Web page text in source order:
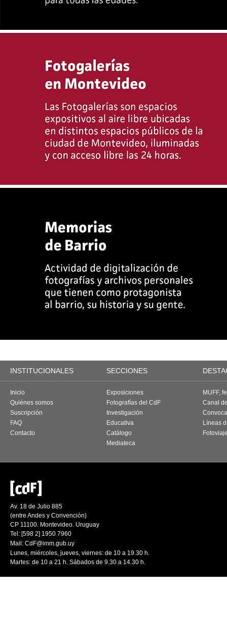
INSTITUCIONALES SECCIONES
Inicio
Quiénes somos
Suscripción
FAQ
Contacto
Exposiciones
Fotografías del CdF
Investigación
Educativa
Catálogo
Mediateca
MUFF,
Canal
Líneas
Av. 18 de Julio 885
(entre Andes y Convención)
CP 11100. Montevideo. Uruguay
Tel: [598 2] 1950 7960
Mail: CdF@imm.gub.uy
Lunes, miércoles, jueves, viernes: de 10 a 19.30 h.
Martes: de 10 a 21 h. Sábados de 9.30 a 14.30 h.